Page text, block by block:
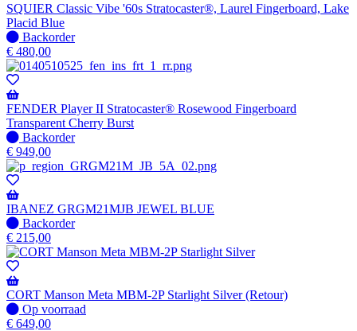
SQUIER Classic Vibe '60s Stratocaster®, Laurel Fingerboard, Lake
Placid Blue
Niet
op
voorraad
-
Wordt
verzonden
wanneer
beschikbaar
Backorder
€ 480,00
FENDER Player II Stratocaster® Rosewood Fingerboard
Transparent Cherry Burst
Niet
op
voorraad
-
Wordt
verzonden
wanneer
beschikbaar
Backorder
€ 949,00
IBANEZ GRGM21MJB JEWEL BLUE
Niet
op
voorraad
-
Wordt
verzonden
wanneer
beschikbaar
Backorder
€ 215,00
CORT Manson Meta MBM-2P Starlight Silver (Retour)
Op
voorraad
Op voorraad
€ 649,00